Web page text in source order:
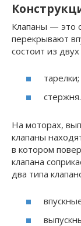
Клапаны — это
перекрывают
состоит из
тарелки;
стержня.
На моторах,
клапаны
в котором
клапана
два типа